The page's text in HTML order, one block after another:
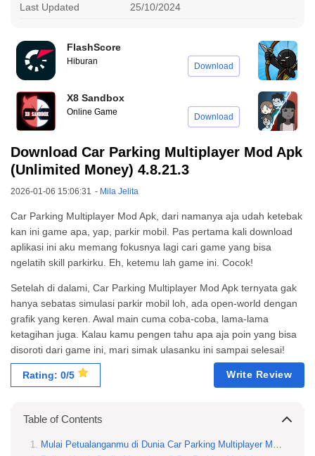
Last Updated 25/10/2024
FlashScore
Hiburan Download
X8 Sandbox
Online Game Download
Download Car Parking Multiplayer Mod Apk
(Unlimited Money) 4.8.21.3
2026-01-06 15:06:31 - Mila Jelita
Car Parking Multiplayer Mod Apk, dari namanya aja udah ketebak
kan ini game apa, yap, parkir mobil. Pas pertama kali download
aplikasi ini aku memang fokusnya lagi cari game yang bisa
ngelatih skill parkirku. Eh, ketemu lah game ini. Cocok!
Setelah di dalami, Car Parking Multiplayer Mod Apk ternyata gak
hanya sebatas simulasi parkir mobil loh, ada open-world dengan
grafik yang keren. Awal main cuma coba-coba, lama-lama
ketagihan juga. Kalau kamu pengen tahu apa aja poin yang bisa
disoroti dari game ini, mari simak ulasanku ini sampai selesai!
Rating: 0/5 Write Review
Table of Contents
Mulai Petualanganmu di Dunia Car Parking Multiplayer Mod Apk